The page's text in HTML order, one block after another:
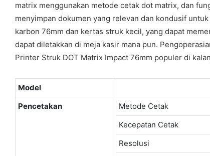
matrix menggunakan metode cetak dot matrix, dan
menyimpan dokumen yang relevan dan kondusif
karbon 76mm dan kertas struk kecil, yang dapat
dapat diletakkan di meja kasir mana pun.
Printer Struk DOT Matrix Impact 76mm populer di
Model
Pencetakan
Metode Cetak
Kecepatan Cetak
Resolusi